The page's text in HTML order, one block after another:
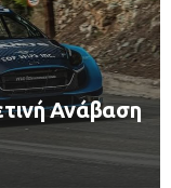
Ανάβαση